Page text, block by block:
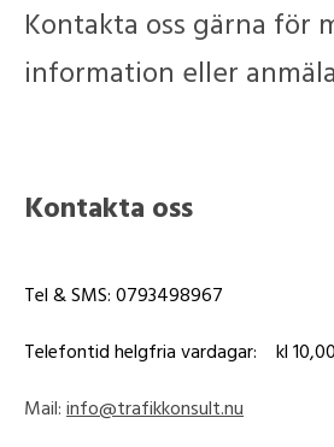
Kontakta oss gärna för
information eller
Kontakta oss
Tel & SMS: 0793498967
Telefontid helgfria vardagar: kl
Mail:info@trafikkonsult.nu